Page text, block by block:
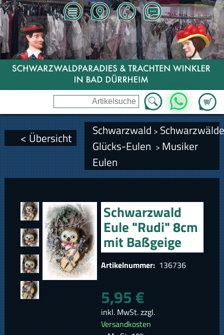
Zum
WhatsApp
< Übersicht Schwarzwald >
Glücks-Eulen > Musiker
Eulen
Schwarzwald
Eule "Rudi" 8cm
mit Baßgeige
Artikelnummer: 136736
5,95 €
inkl. MwSt. zzgl.
Versandkosten